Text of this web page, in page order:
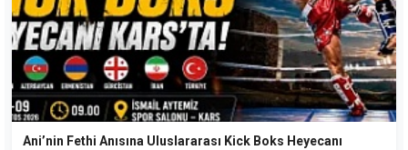
Ani’nin Fethi Anısına Uluslararası Kick Boks Heyecanı